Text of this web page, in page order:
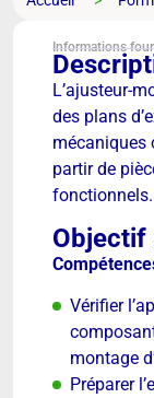
Informations
L’ajusteur-
des plans
mécaniques
partir de
fonctionnels.
Objectif
Vérifier
montage
Préparer